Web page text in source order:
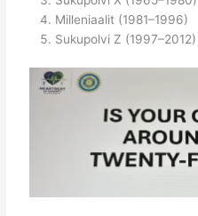
Milleniaalit (1981–1996)
Sukupolvi Z (1997–2012)